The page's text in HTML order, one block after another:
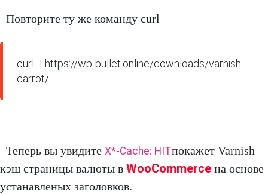
Повторите ту же команду curl
curl -I https://wp-bullet.online/downloads/varnish-
carrot/
Теперь вы увидите X*-Cache: HITпокажет Varnish
кэш страницы валюты в WooCommerce на основе
устанавленых заголовков.